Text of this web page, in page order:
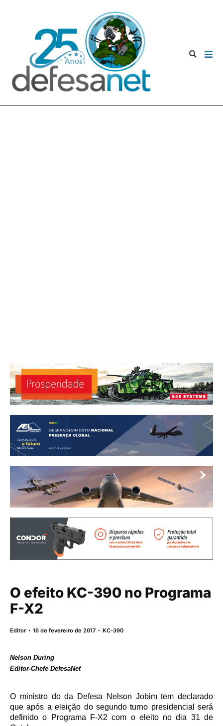
O efeito KC-390 no Programa
F-X2
Editor 16 de fevereiro de 2017 KC-390
Nelson During
Editor-Chefe DefesaNet
O ministro do da Defesa Nelson Jobim tem declarado
que após a eleição do segundo turno presidencial será
definido o Programa F-X2 com o eleito no dia 31 de